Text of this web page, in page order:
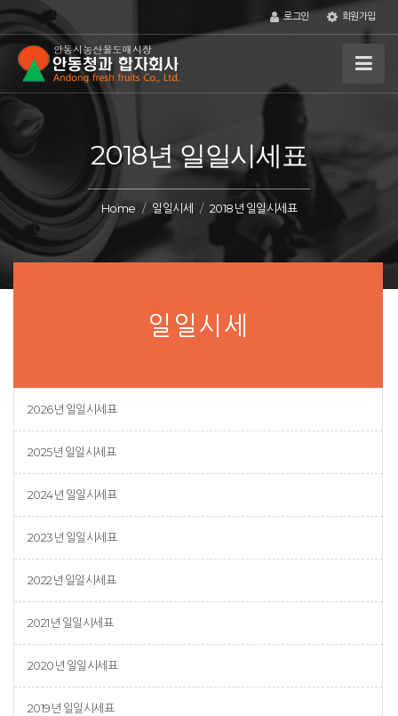
로그인 회원가입
2018년 일일시세표
Home 일일시세 2018년 일일시세표
일일시세
2026년 일일시세표
2025년 일일시세표
2024년 일일시세표
2023년 일일시세표
2022년 일일시세표
2021년 일일시세표
2020년 일일시세표
2019년 일일시세표